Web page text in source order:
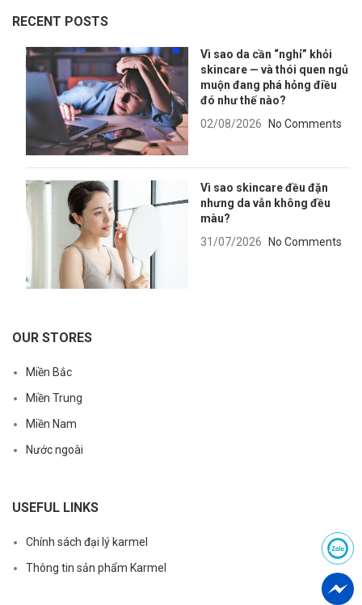
RECENT POSTS
Vì sao da cần “nghỉ” khỏi
skincare — và thói quen ngủ
muộn đang phá hỏng điều
đó như thế nào?
02/08/2026
No Comments
Vì sao skincare đều đặn
nhưng da vẫn không đều
màu?
31/07/2026
No Comments
OUR STORES
Miền Bắc
Miền Trung
Miền Nam
Nước ngoài
USEFUL LINKS
Chính sách đại lý karmel
Thông tin sản phẩm Karmel